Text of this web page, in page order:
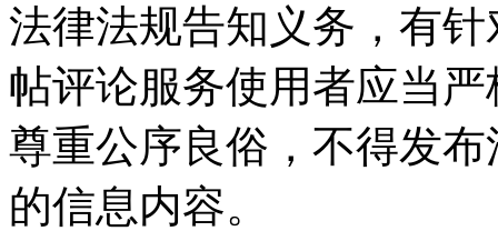
法律法规告知义务，有
帖评论服务使用者应当
尊重公序良俗，不得发
的信息内容。